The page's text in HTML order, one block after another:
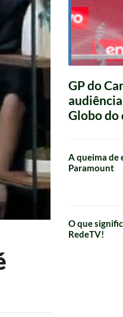
GP do
Globo do
A queima de
Paramount
O que
RedeTV!